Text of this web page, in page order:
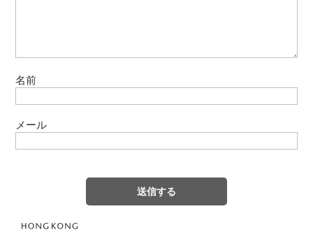
名前
メール